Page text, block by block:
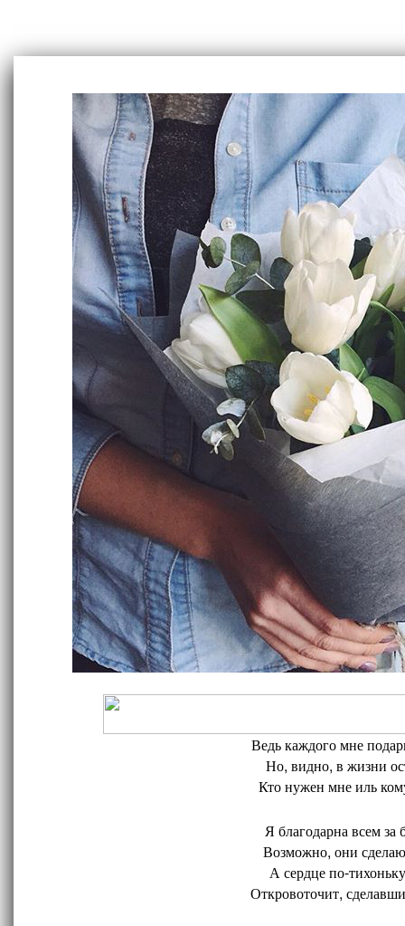
Ведь каждого мне
Но, видно, в жизни
Кто нужен мне иль
Я благодарна всем за
Возможно, они
А сердце по-
Откровоточит,